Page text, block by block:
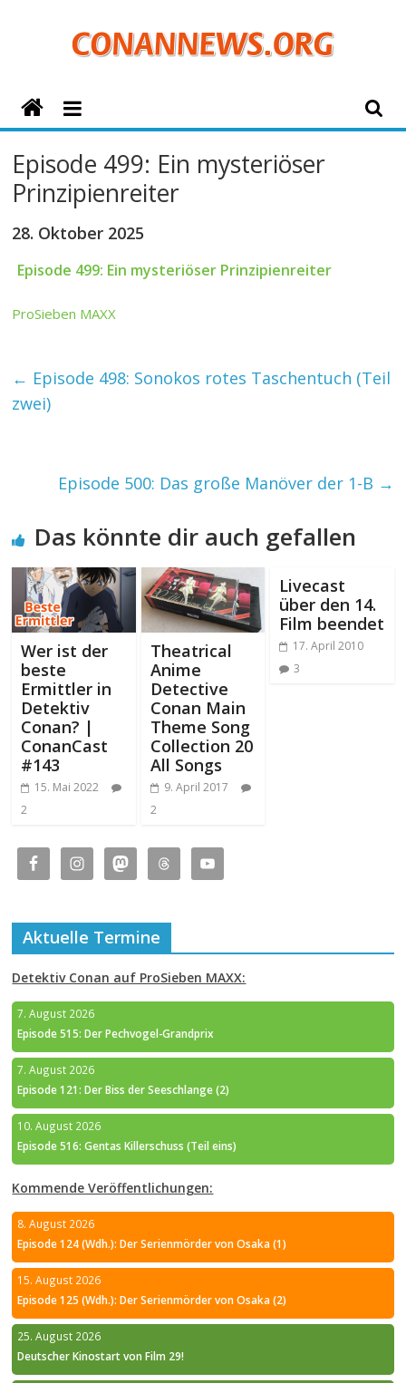
ConanNews.org
Conan
News
Episode 499: Ein mysteriöser
Prinzipienreiter
28. Oktober 2025
Episode 499: Ein mysteriöser Prinzipienreiter
ProSieben MAXX
← Episode 498: Sonokos rotes Taschentuch (Teil
zwei)
Episode 500: Das große Manöver der 1-B →
Das könnte dir auch gefallen
Wer ist der
beste
Ermittler in
Detektiv
Conan? |
ConanCast
#143
15. Mai 2022
2
Theatrical
Anime
Detective
Conan Main
Theme Song
Collection 20
All Songs
9. April 2017
2
Livecast
über den 14.
Film beendet
17. April 2010
3
Aktuelle Termine
Detektiv Conan auf ProSieben MAXX:
7. August 2026
Episode 515: Der Pechvogel-Grandprix
7. August 2026
Episode 121: Der Biss der Seeschlange (2)
10. August 2026
Episode 516: Gentas Killerschuss (Teil eins)
Kommende Veröffentlichungen:
8. August 2026
Episode 124 (Wdh.): Der Serienmörder von Osaka (1)
15. August 2026
Episode 125 (Wdh.): Der Serienmörder von Osaka (2)
25. August 2026
Deutscher Kinostart von Film 29!